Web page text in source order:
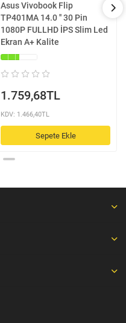
Asus Vivobook Flip
TP401MA 14.0 '' 30 Pin
1080P FULLHD İPS Slim Led
Ekran A+ Kalite
1.759,68TL
KDV: 1.466,40TL
Sepete Ekle